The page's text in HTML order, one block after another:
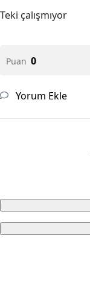
Teki çalışmıyor
Puan 0
Yorum Ekle